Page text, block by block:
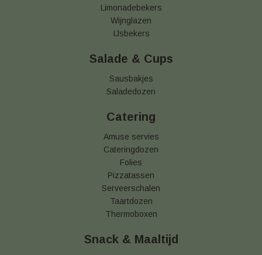
Limonadebekers
Wijnglazen
IJsbekers
Salade & Cups
Sausbakjes
Saladedozen
Catering
Amuse servies
Cateringdozen
Folies
Pizzatassen
Serveerschalen
Taartdozen
Thermoboxen
Snack & Maaltijd